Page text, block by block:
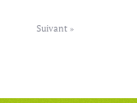
Suivant »